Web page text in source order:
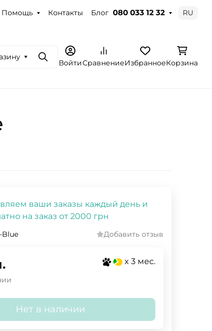
Помощь Контакты Блог 080 033 12 32 RU
ПоискВойтиСравнениеИзбранноеКорзина
ваши заказы каждый день и
на заказ от 2000 грн
Blue Добавить отзыв
x 3 мес.
Нет в наличии